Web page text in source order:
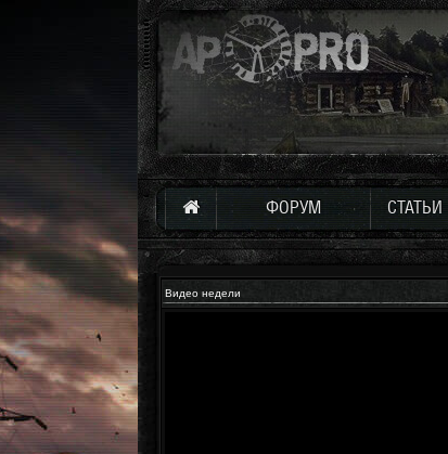
ФОРУМ СТАТЬИ
Видео недели